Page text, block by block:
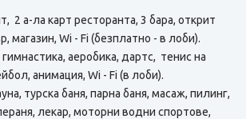
2 а-ла карт ресторанта, 3 бара, открит
магазин, Wi - Fi (безплатно - в лоби).
аеробика, дартс, тенис на
анимация, Wi - Fi (в лоби).
турска баня, парна баня, масаж, пилинг,
лекар, моторни водни спортове,